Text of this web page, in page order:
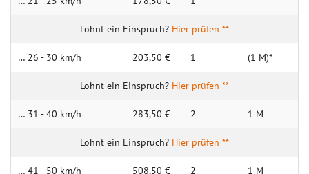
Hier prüfen **
… 26 - 30 km/h 203,50 € 1 (1 M)*
Hier prüfen **
… 31 - 40 km/h 283,50 € 2 1 M
Hier prüfen **
… 41 - 50 km/h 508,50 € 2 1 M